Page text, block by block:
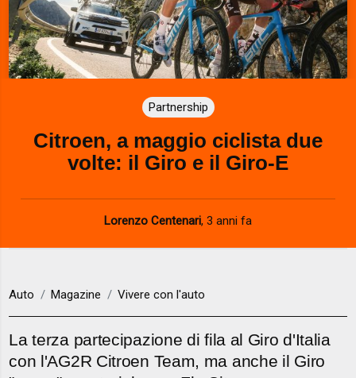
Partnership
Citroen, a maggio ciclista due
volte: il Giro e il Giro-E
Lorenzo Centenari, 3 anni fa
Auto Magazine Vivere con l'auto
La terza partecipazione di fila al Giro d'Italia
con l'AG2R Citroen Team, ma anche il Giro